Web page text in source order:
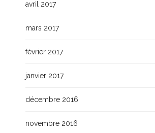
avril 2017
mars 2017
février 2017
janvier 2017
décembre 2016
novembre 2016